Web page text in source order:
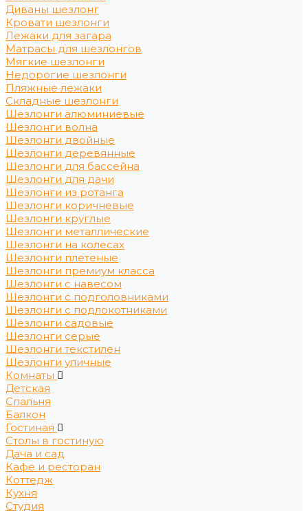
Диваны шезлонг
Кровати шезлонги
Лежаки для загара
Матрасы для шезлонгов
Мягкие шезлонги
Недорогие шезлонги
Пляжные лежаки
Складные шезлонги
Шезлонги алюминиевые
Шезлонги волна
Шезлонги двойные
Шезлонги деревянные
Шезлонги для бассейна
Шезлонги для дачи
Шезлонги из ротанга
Шезлонги коричневые
Шезлонги круглые
Шезлонги металлические
Шезлонги на колесах
Шезлонги плетеные
Шезлонги премиум класса
Шезлонги с навесом
Шезлонги с подголовниками
Шезлонги с подлокотниками
Шезлонги садовые
Шезлонги серые
Шезлонги текстилен
Шезлонги уличные
Комнаты
Детская
Спальня
Балкон
Гостиная
Столы в гостиную
Дача и сад
Кафе и ресторан
Коттедж
Кухня
Студия